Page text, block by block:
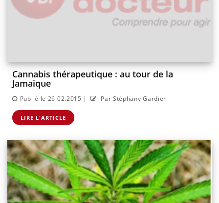
Cannabis thérapeutique : au tour de la
Jamaïque
Publié le 26.02.2015 | Par Stéphany Gardier
LIRE L'ARTICLE